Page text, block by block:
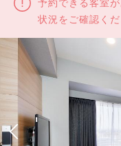
予約できる客室
状況をご確認くだ